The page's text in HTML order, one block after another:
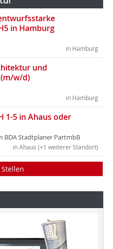
in Hamburg
in Hamburg
und
w/d)
in Hamburg
1-5 in Ahaus oder
Stadtplaner PartmbB
in Ahaus (+1 weiterer Standort)